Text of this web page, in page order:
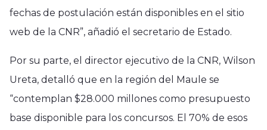
fechas de postulación están disponibles en el sitio
web de la CNR”, añadió el secretario de Estado.
Por su parte, el director ejecutivo de la CNR, Wilson
Ureta, detalló que en la región del Maule se
“contemplan $28.000 millones como presupuesto
base disponible para los concursos. El 70% de esos